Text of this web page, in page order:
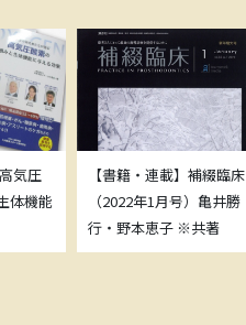
気圧
体機能
【書籍・連載】補綴臨床
（2022年1月号）亀井勝
行・野本恵子 ※共著